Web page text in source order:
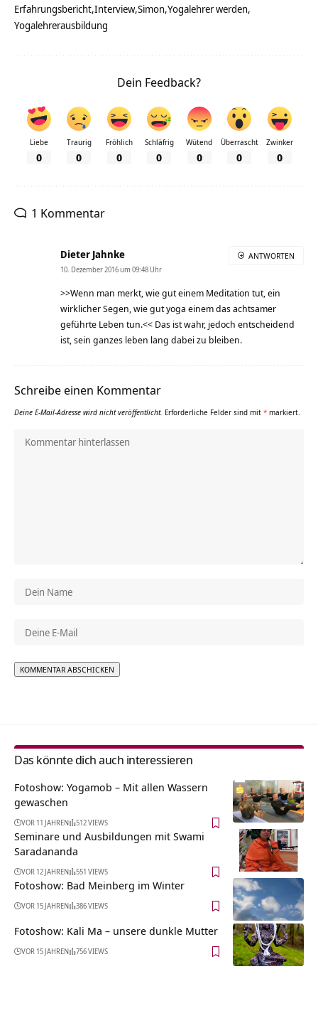
Erfahrungsbericht Interview Simon Yogalehrer werden
Yogalehrerausbildung
Dein Feedback?
Liebe
0
Traurig
0
Fröhlich
0
Schläfrig
0
Wütend
0
Überrascht
0
Zwinker
0
1 Kommentar
Dieter Jahnke
10. Dezember 2016 um 09:48 Uhr
>>Wenn man merkt, wie gut einem Meditation tut, ein
wirklicher Segen, wie gut yoga einem das achtsamer
geführte Leben tun.<< Das ist wahr, jedoch entscheidend
ist, sein ganzes leben lang dabei zu bleiben.
ANTWORTEN
Schreibe einen Kommentar
Deine E-Mail-Adresse wird nicht veröffentlicht. Erforderliche Felder sind mit * markiert.
Das könnte dich auch interessieren
Fotoshow: Yogamob – Mit allen Wassern
gewaschen
VOR 11 JAHREN 512 VIEWS
Seminare und Ausbildungen mit Swami
Saradananda
VOR 12 JAHREN 551 VIEWS
Fotoshow: Bad Meinberg im Winter
VOR 15 JAHREN 386 VIEWS
Fotoshow: Kali Ma – unsere dunkle Mutter
VOR 15 JAHREN 756 VIEWS